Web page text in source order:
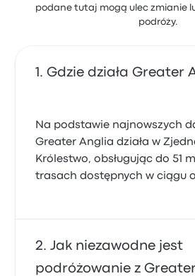
podane tutaj mogą ulec zmianie
podróży.
Gdzie działa Greater
Na podstawie najnowszych
Greater Anglia działa w
Królestwo, obsługując do 51
trasach dostępnych w ciągu
Jak niezawodne jest
podróżowanie z